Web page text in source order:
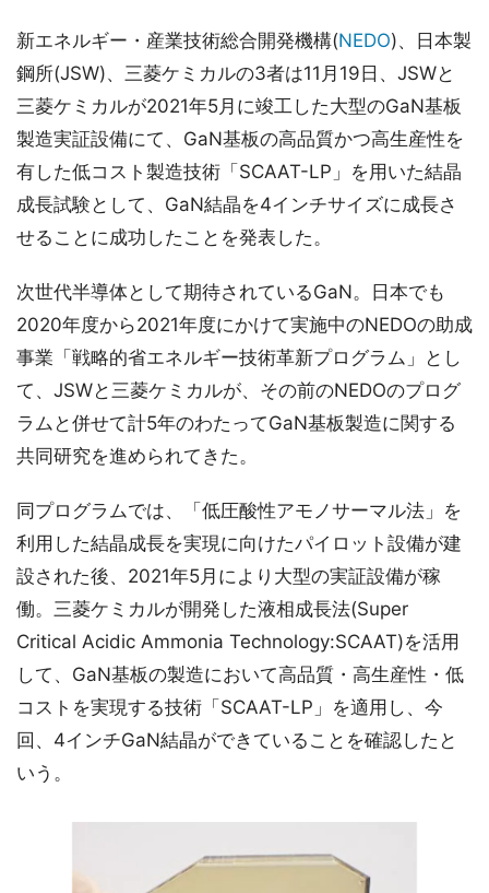
新エネルギー・産業技術総合開発機構(NEDO)、日本製
鋼所(JSW)、三菱ケミカルの3者は11月19日、JSWと
三菱ケミカルが2021年5月に竣工した大型のGaN基板
製造実証設備にて、GaN基板の高品質かつ高生産性を
有した低コスト製造技術「SCAAT-LP」を用いた結晶
成長試験として、GaN結晶を4インチサイズに成長さ
せることに成功したことを発表した。
次世代半導体として期待されているGaN。日本でも
2020年度から2021年度にかけて実施中のNEDOの助成
事業「戦略的省エネルギー技術革新プログラム」とし
て、JSWと三菱ケミカルが、その前のNEDOのプログ
ラムと併せて計5年のわたってGaN基板製造に関する
共同研究を進められてきた。
同プログラムでは、「低圧酸性アモノサーマル法」を
利用した結晶成長を実現に向けたパイロット設備が建
設された後、2021年5月により大型の実証設備が稼
働。三菱ケミカルが開発した液相成長法(Super
Critical Acidic Ammonia Technology:SCAAT)を活用
して、GaN基板の製造において高品質・高生産性・低
コストを実現する技術「SCAAT-LP」を適用し、今
回、4インチGaN結晶ができていることを確認したと
いう。